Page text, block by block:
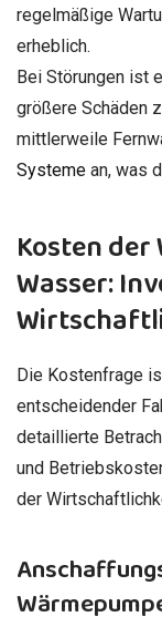
regelmäßige
erheblich.
Bei Störungen ist
größere Schäden
mittlerweile
Systeme an, was
Kosten
Wasser:
Die Kostenfrage
entscheidender
detaillierte
und
der